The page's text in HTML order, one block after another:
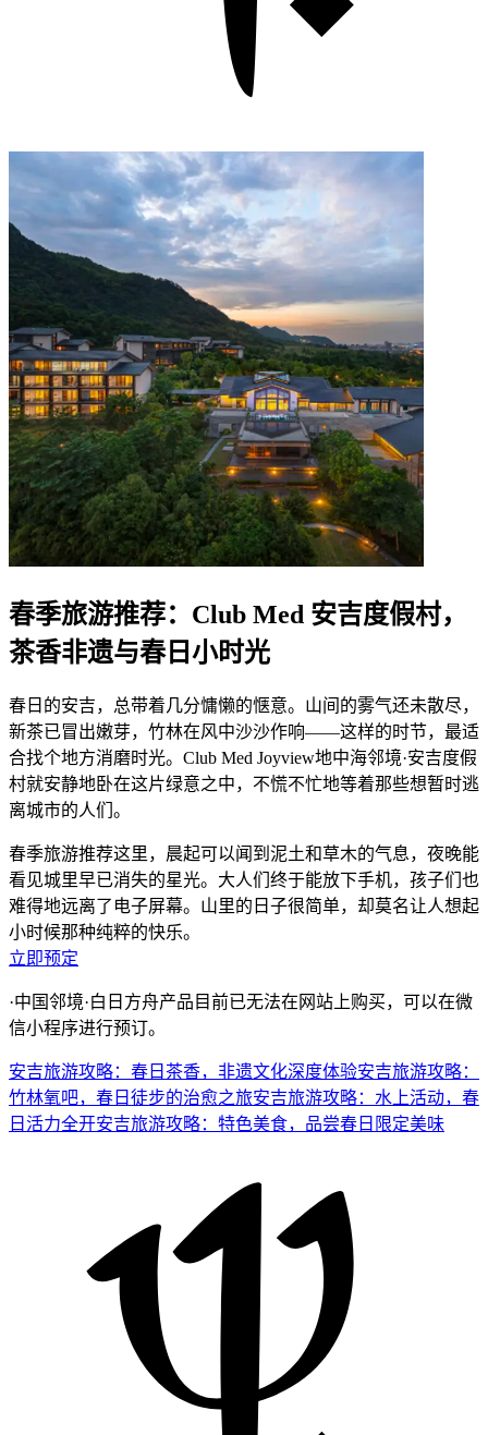
春季旅游推荐：Club Med 安吉度假村，
茶香非遗与春日小时光
春日的安吉，总带着几分慵懒的惬意。山间的雾气还未散尽，
新茶已冒出嫩芽，竹林在风中沙沙作响——这样的时节，最适
合找个地方消磨时光。Club Med Joyview地中海邻境·安吉度假
村就安静地卧在这片绿意之中，不慌不忙地等着那些想暂时逃
离城市的人们。
春季旅游推荐这里，晨起可以闻到泥土和草木的气息，夜晚能
看见城里早已消失的星光。大人们终于能放下手机，孩子们也
难得地远离了电子屏幕。山里的日子很简单，却莫名让人想起
小时候那种纯粹的快乐。
立即预定
·中国邻境·白日方舟产品目前已无法在网站上购买，可以在微
信小程序进行预订。
安吉旅游攻略：春日茶香，非遗文化深度体验安吉旅游攻略：
竹林氧吧，春日徒步的治愈之旅安吉旅游攻略：水上活动，春
日活力全开安吉旅游攻略：特色美食，品尝春日限定美味